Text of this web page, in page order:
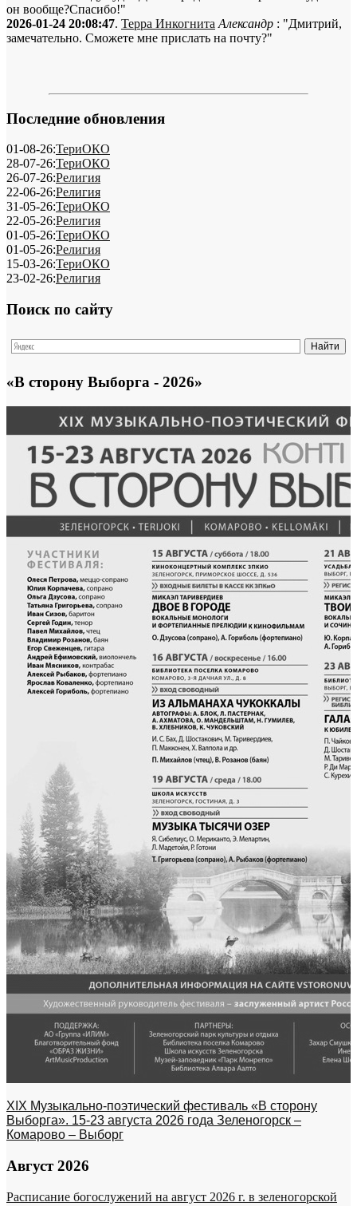
он вообще?Спасибо!"
2026-01-24 20:08:47. Терра Инкогнита Александр : "Дмитрий,
замечательно. Сможете мне прислать на почту?"
Последние обновления
01-08-26:ТериОКО
28-07-26:ТериОКО
26-07-26:Религия
22-06-26:Религия
31-05-26:ТериОКО
22-05-26:Религия
01-05-26:ТериОКО
01-05-26:Религия
15-03-26:ТериОКО
23-02-26:Религия
Поиск по сайту
«В сторону Выборга - 2026»
XIX Музыкально-поэтический фестиваль «В сторону
Выборга». 15-23 августа 2026 года Зеленогорск –
Комарово – Выборг
Август 2026
Расписание богослужений на август 2026 г. в зеленогорской